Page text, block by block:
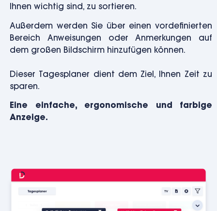
Ihnen wichtig sind, zu sortieren.
Außerdem werden Sie über einen vordefinierten
Bereich Anweisungen oder Anmerkungen auf
dem großen Bildschirm hinzufügen können.
Dieser Tagesplaner dient dem Ziel, Ihnen Zeit zu
sparen.
Eine einfache, ergonomische und farbige
Anzeige.